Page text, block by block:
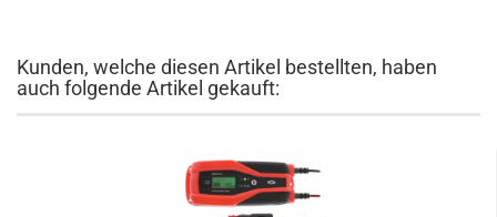
Kunden, welche diesen Artikel bestellten, haben
auch folgende Artikel gekauft: